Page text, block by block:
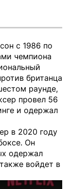
с 1986 по
чемпиона
британца
раунде,
провел 56
и одержал
в 2020 году
Он
одержал
войдет в